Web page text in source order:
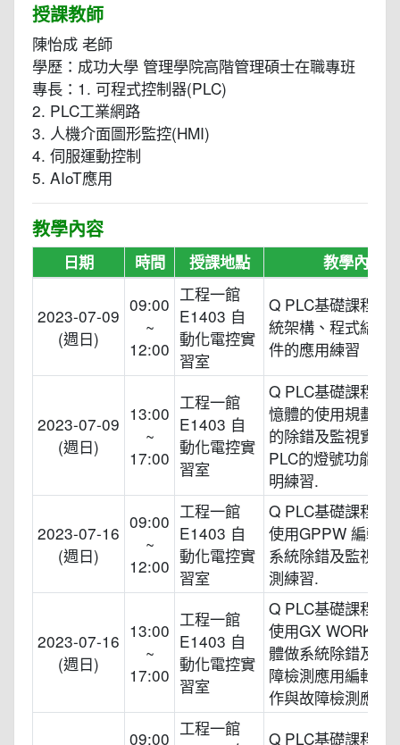
授課教師
陳怡成 老師
學歷：成功大學 管理學院高階管理碩士在職專班
專長：1. 可程式控制器(PLC)
2. PLC工業網路
3. 人機介面圖形監控(HMI)
4. 伺服運動控制
5. AIoT應用
教學內容
日期 時間 授課地點 教學內容
2023-07-09
(週日)
09:00
~
12:00
工程一館
E1403 自
動化電控實
習室
Q PLC基礎課程
統架構、程式結構
件的應用練習
2023-07-09
(週日)
13:00
~
17:00
工程一館
E1403 自
動化電控實
習室
Q PLC基礎課程
憶體的使用規劃與
的除錯及監視實習.
PLC的燈號功能與
明練習.
2023-07-16
(週日)
09:00
~
12:00
工程一館
E1403 自
動化電控實
習室
Q PLC基礎課程 4.
使用GPPW 編輯
系統除錯及監視與
測練習.
2023-07-16
(週日)
13:00
~
17:00
工程一館
E1403 自
動化電控實
習室
Q PLC基礎課程 5.
使用GX WORK2
體做系統除錯及監
障檢測應用編輯軟
作與故障檢測應用
09:00 工程一館
Q PLC基礎課程